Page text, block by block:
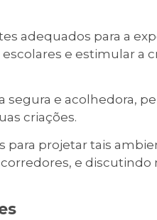
adequados para a
e estimular a
segura e acolhedora,
criações.
para projetar tais
e discutindo